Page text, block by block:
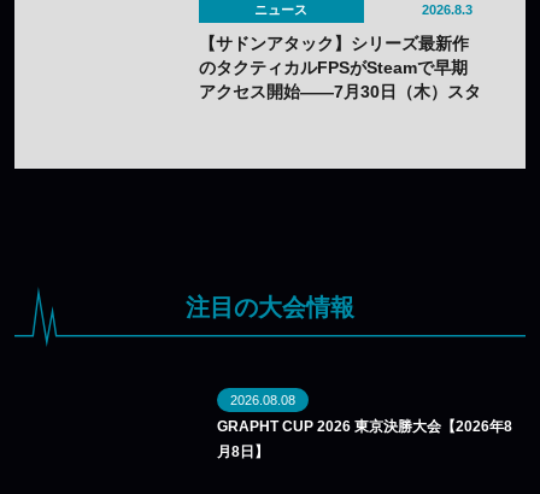
ニュース 2026.8.3
【サドンアタック】シリーズ最新作
のタクティカルFPSがSteamで早期
アクセス開始——7月30日（木）スタ
注目の大会情報
2026.08.08
GRAPHT CUP 2026 東京決勝大会【2026年8
月8日】